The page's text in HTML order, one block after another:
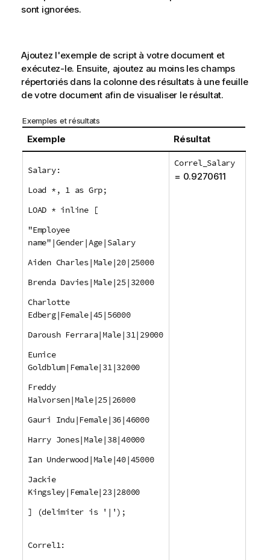
sont ignorées.
Ajoutez l'exemple de script à votre document et
exécutez-le. Ensuite, ajoutez au moins les champs
répertoriés dans la colonne des résultats à une feuille
de votre document afin de visualiser le résultat.
Exemples et résultats
Exemple Résultat
Salary:
Load *, 1 as Grp;
LOAD * inline [
"Employee
name"|Gender|Age|Salary
Aiden Charles|Male|20|25000
Brenda Davies|Male|25|32000
Charlotte
Edberg|Female|45|56000
Daroush Ferrara|Male|31|29000
Eunice
Goldblum|Female|31|32000
Freddy
Halvorsen|Male|25|26000
Gauri Indu|Female|36|46000
Harry Jones|Male|38|40000
Ian Underwood|Male|40|45000
Jackie
Kingsley|Female|23|28000
] (delimiter is '|');
Correl1:
Correl_Salary
= 0.9270611